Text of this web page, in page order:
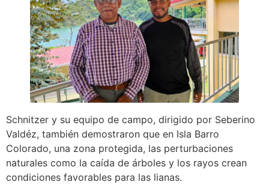
Schnitzer y su equipo de campo, dirigido por Seberino
Valdéz, también demostraron que en Isla Barro
Colorado, una zona protegida, las perturbaciones
naturales como la caída de árboles y los rayos crean
condiciones favorables para las lianas.